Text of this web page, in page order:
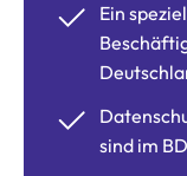
Ein
sind im